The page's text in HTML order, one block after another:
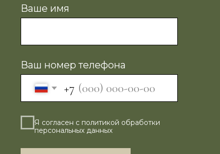
Станислав Чистяков
Инженер спецтехники